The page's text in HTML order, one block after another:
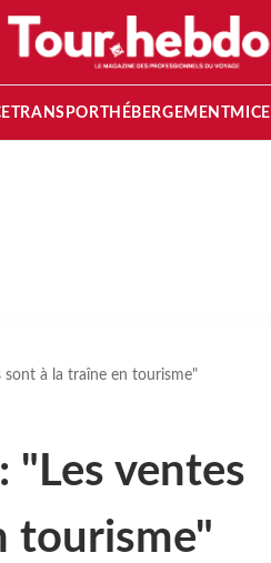
TRANSPORT HÉBERGEMENTMICE
sont à la traîne en tourisme"
"Les ventes
tourisme"